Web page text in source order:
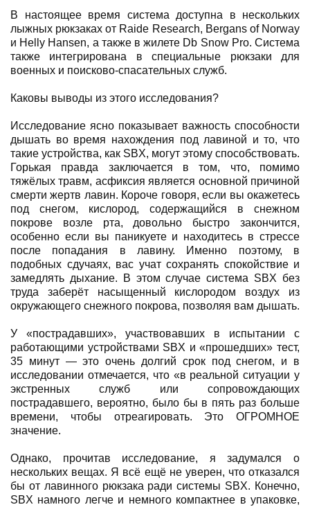
В настоящее время система доступна в нескольких
лыжных рюкзаках от Raide Research, Bergans of Norway
и Helly Hansen, а также в жилете Db Snow Pro. Система
также интегрирована в специальные рюкзаки для
военных и поисково-спасательных служб.
Каковы выводы из этого исследования?
Исследование ясно показывает важность способности
дышать во время нахождения под лавиной и то, что
такие устройства, как SBX, могут этому способствовать.
Горькая правда заключается в том, что, помимо
тяжёлых травм, асфиксия является основной причиной
смерти жертв лавин. Короче говоря, если вы окажетесь
под снегом, кислород, содержащийся в снежном
покрове возле рта, довольно быстро закончится,
особенно если вы паникуете и находитесь в стрессе
после попадания в лавину. Именно поэтому, в
подобных сдучаях, вас учат сохранять спокойствие и
замедлять дыхание. В этом случае система SBX без
труда заберёт насыщенный кислородом воздух из
окружающего снежного покрова, позволяя вам дышать.
У «пострадавших», участвовавших в испытании с
работающими устройствами SBX и «прошедших» тест,
35 минут — это очень долгий срок под снегом, и в
исследовании отмечается, что «в реальной ситуации у
экстренных служб или сопровождающих
пострадавшего, вероятно, было бы в пять раз больше
времени, чтобы отреагировать. Это ОГРОМНОЕ
значение.
Однако, прочитав исследование, я задумался о
нескольких вещах. Я всё ещё не уверен, что отказался
бы от лавинного рюкзака ради системы SBX. Конечно,
SBX намного легче и немного компактнее в упаковке,